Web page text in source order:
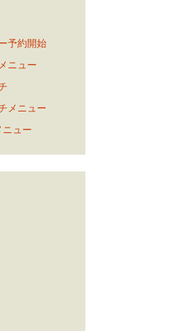
予約開始
ニュー
メニュー
ニュー